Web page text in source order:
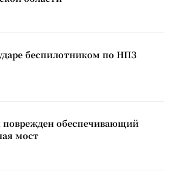
беспилотником по НПЗ
поврежден обеспечивающий
мост